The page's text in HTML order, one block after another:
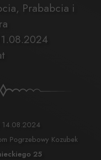
Prababcia i
14.08.2024
Pogrzebowy Kozubek
25